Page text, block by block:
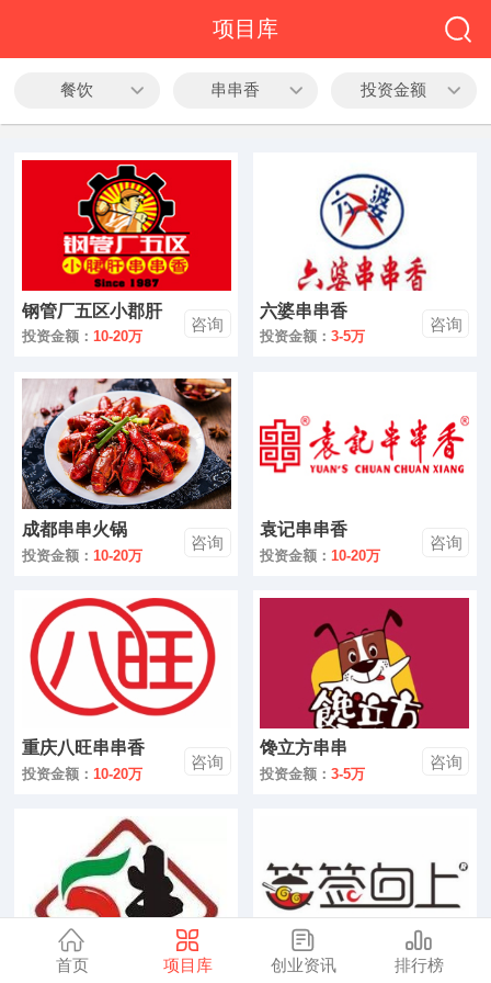
项目库
餐饮 串串香 投资金额
钢管厂五区小郡肝
串串香
投资金额： 10-20万
咨询
六婆串串香
投资金额：3-5万
咨询
成都串串火锅
投资金额： 10-20万
咨询
袁记串串香
投资金额： 10-20万
咨询
重庆八旺串串香
投资金额： 10-20万
咨询
馋立方串串
投资金额：3-5万
咨询
五味缘小郡肝串串 签签向上串串香
首页 项目库 创业资讯 排行榜
教育
家居
服装
酒水饮品
零售
医药
环保
美容